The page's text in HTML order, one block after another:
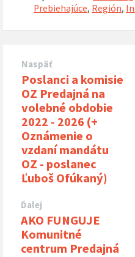
Prebiehajúce, Región,
Naspäť
Poslanci a komisie
OZ Predajná na
volebné obdobie
2022 - 2026 (+
Oznámenie o
vzdaní mandátu
OZ - poslanec
Ľuboš Ofúkaný)
Ďalej
AKO FUNGUJE
Komunitné
centrum Predajná